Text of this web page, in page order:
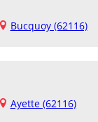
Bucquoy (62116)
Ayette (62116)